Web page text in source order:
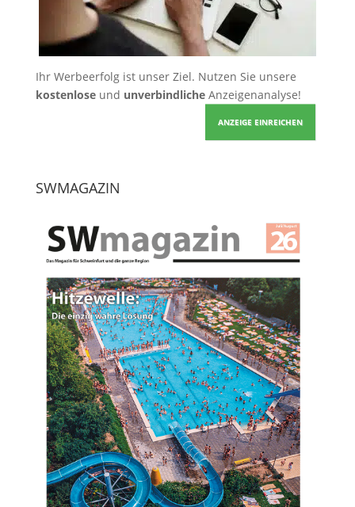
Ihr Werbeerfolg ist unser Ziel. Nutzen Sie unsere
kostenloseund unverbindlicheAnzeigenanalyse!
ANZEIGE EINREICHEN
SWMAGAZIN